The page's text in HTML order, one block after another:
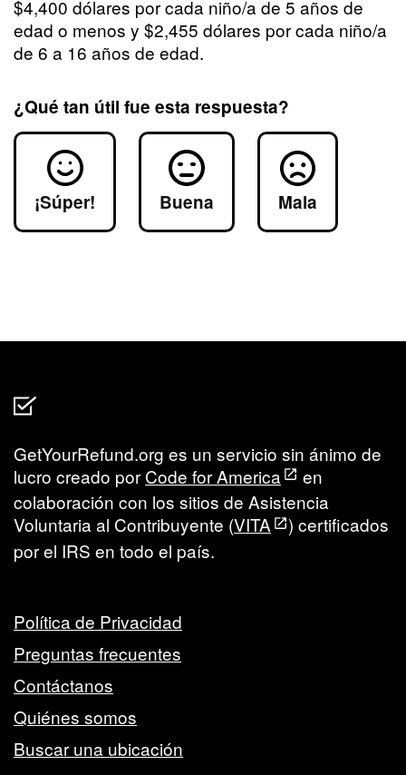
$4,400 dólares por cada niño/a de 5 años de
edad o menos y $2,455 dólares por cada niño/a
de 6 a 16 años de edad.
¿Qué tan útil fue esta respuesta?
¡Súper! Buena Mala
GetYourRefund.org es un servicio sin ánimo de
lucro creado por Code for America
en
colaboración con los sitios de Asistencia
Voluntaria al Contribuyente (VITA
) certificados
por el IRS en todo el país.
Política de Privacidad
Preguntas frecuentes
Contáctanos
Quiénes somos
Buscar una ubicación